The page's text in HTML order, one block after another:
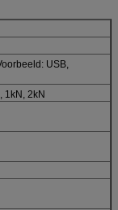
USB,
1kN, 2kN